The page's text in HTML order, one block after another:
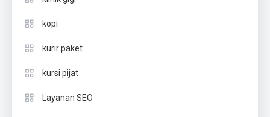
kopi
kurir paket
kursi pijat
Layanan SEO